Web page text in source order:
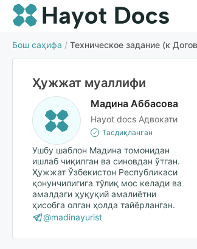
Бош саҳифа / Техническое задание (к
Ҳужжат муаллифи
Мадина Аббасова
Hayot docs Адвокати
Тасдиқланган
Ушбу шаблон Мадина томонидан
ишлаб чиқилган ва синовдан ўтган.
Ҳужжат Ўзбекистон Республикаси
қонунчилигига тўлиқ мос келади ва
амалдаги ҳуқуқий амалиётни
ҳисобга олган ҳолда тайёрланган.
@madinayurist